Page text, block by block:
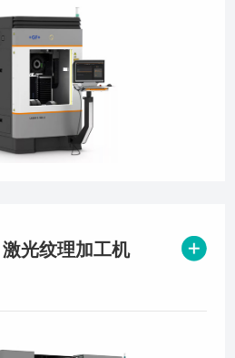
光纹理加工机